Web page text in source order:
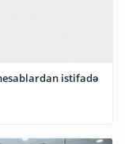
istifadə